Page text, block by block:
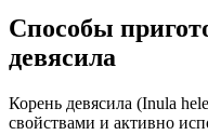
Способы
девясила
Корень девясила (Inula
свойствами и активно